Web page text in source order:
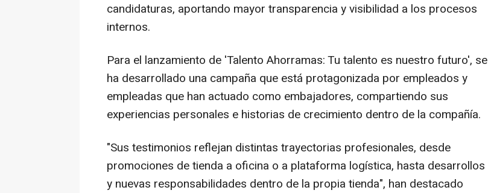
candidaturas, aportando mayor transparencia y visibilidad a los procesos
internos.
Para el lanzamiento de 'Talento Ahorramas: Tu talento es nuestro futuro', se
ha desarrollado una campaña que está protagonizada por empleados y
empleadas que han actuado como embajadores, compartiendo sus
experiencias personales e historias de crecimiento dentro de la compañía.
"Sus testimonios reflejan distintas trayectorias profesionales, desde
promociones de tienda a oficina o a plataforma logística, hasta desarrollos
y nuevas responsabilidades dentro de la propia tienda", han destacado